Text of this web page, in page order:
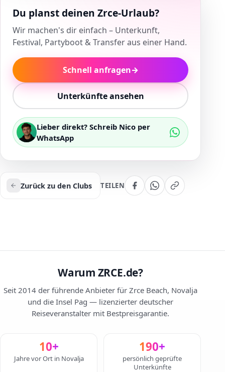
Du planst deinen Zrce-Urlaub?
Wir machen's dir einfach – Unterkunft,
Festival, Partyboot & Transfer aus einer Hand.
Schnell anfragen→
Unterkünfte ansehen
Lieber direkt? Schreib Nico per
WhatsApp
Zurück zu den Clubs TEILEN
Warum ZRCE.de?
Seit 2014 der führende Anbieter für Zrce Beach, Novalja
und die Insel Pag — lizenzierter deutscher
Reiseveranstalter mit Bestpreisgarantie.
10+
Jahre vor Ort in Novalja
190+
persönlich geprüfte
Unterkünfte